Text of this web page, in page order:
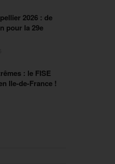
2026 : de
pour la 29e
: le FISE
Ile-de-France !